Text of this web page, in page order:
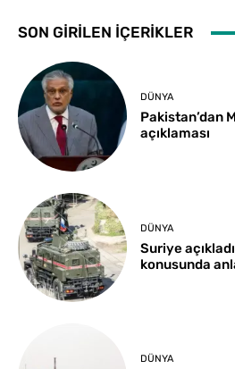
SON GİRİLEN İÇERİKLER
DÜNYA
Pakistan’dan
açıklaması
DÜNYA
Suriye
konusunda
DÜNYA